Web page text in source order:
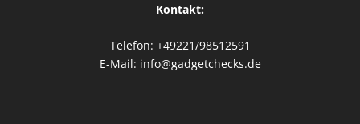
Kontakt:
Telefon: +49221/98512591
E-Mail: info@gadgetchecks.de